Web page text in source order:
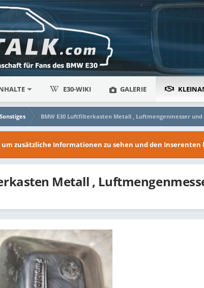
E30-WIKI GALERIE
Sonstiges BMW E30 Luftfilterkasten Metall , Luftmengenmesser
um zusätzliche Informationen zu sehen und den
Metall ,